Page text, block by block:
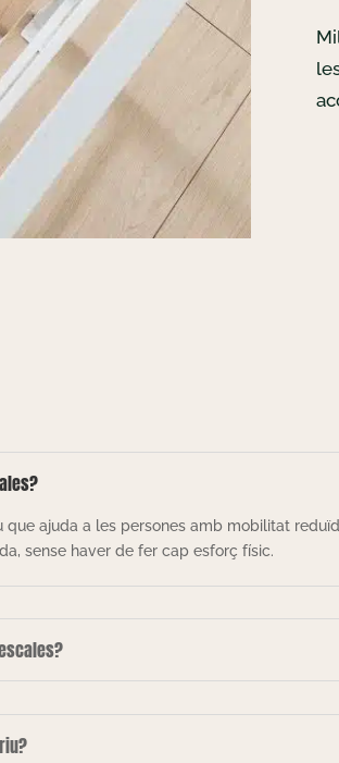
que ajuda a les persones amb mobilitat
sense haver de fer cap esforç físic.